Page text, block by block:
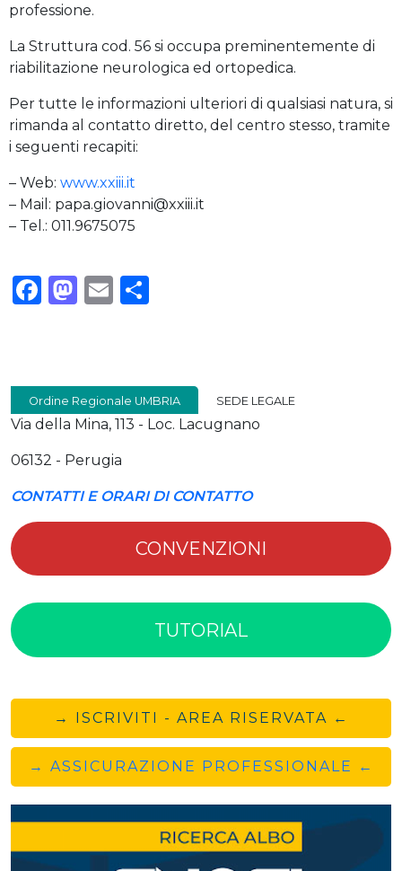
professione.
La Struttura cod. 56 si occupa preminentemente di
riabilitazione neurologica ed ortopedica.
Per tutte le informazioni ulteriori di qualsiasi natura, si
rimanda al contatto diretto, del centro stesso, tramite
i seguenti recapiti:
– Web: www.xxiii.it
– Mail: papa.giovanni@xxiii.it
– Tel.: 011.9675075
Facebook
Mastodon
Email
Ordine Regionale UMBRIA SEDE LEGALE
Via della Mina, 113 - Loc. Lacugnano
06132 - Perugia
CONTATTI E ORARI DI CONTATTO
CONVENZIONI
TUTORIAL
→ ISCRIVITI - AREA RISERVATA ←
→ ASSICURAZIONE PROFESSIONALE ←